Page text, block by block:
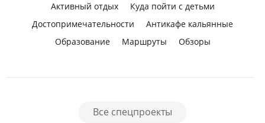
Активный отдых
Куда пойти с детьми
Достопримечательности
Антикафе кальянные
Образование
Маршруты Обзоры
Все спецпроекты